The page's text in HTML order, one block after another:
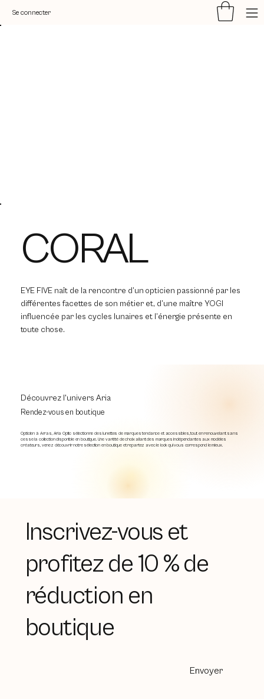
Se connecter
CORAL
EYE FIVE naît de la rencontre d’un opticien passionné par les
différentes facettes de son métier et, d’une maître YOGI
influencée par les cycles lunaires et l’énergie présente en
toute chose.
Rendez-vous en boutique
Découvrez l'univers Aria
Opticien à Arras, Aria Optic sélectionne des lunettes de marques tendance et accessibles, tout en renouvelant sans
cesse la collection disponible en boutique. Une variété de choix allant des marques indépendantes aux modèles
créateurs, venez découvrir notre sélection en boutique et repartez avec le look qui vous correspond le mieux.
Inscrivez-vous et
profitez de 10 % de
réduction en
boutique
Envoyer